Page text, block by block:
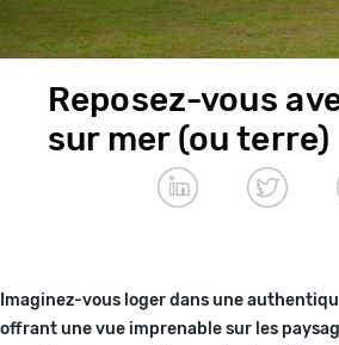
Reposez-vous
sur mer (ou terre)
Paragraphes
Imaginez-vous loger dans une
offrant une vue imprenable sur les